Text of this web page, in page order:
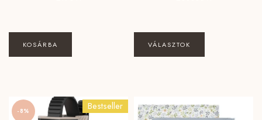
KOSÁRBA VÁLASZTOK
a
van.
-8% Bestseller